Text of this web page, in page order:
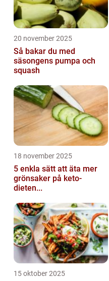
20 november 2025
Så bakar du med
säsongens pumpa och
squash
18 november 2025
5 enkla sätt att äta mer
grönsaker på keto-
dieten...
15 oktober 2025